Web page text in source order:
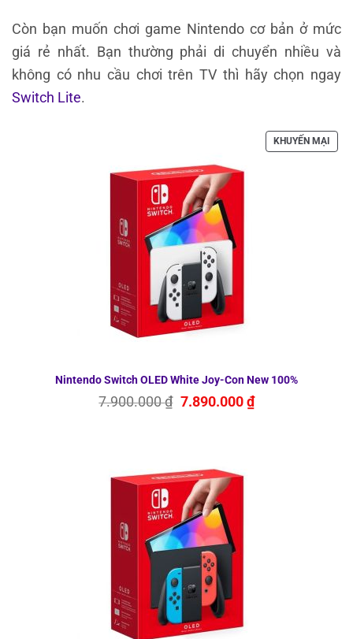
Còn bạn muốn chơi game Nintendo cơ bản ở mức
giá rẻ nhất. Bạn thường phải di chuyển nhiều và
không có nhu cầu chơi trên TV thì hãy chọn ngay
Switch Lite.
Nintendo Switch OLED White Joy-Con New 100%
KHUYẾN MẠI
7.900.000₫ Giá
7.890.000 ₫Giá
hiện